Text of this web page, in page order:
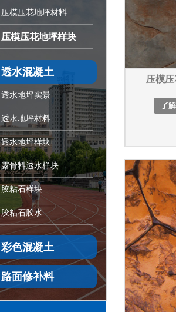
压模压花地坪材料
压模压花地坪样块
透水混凝土
透水地坪实景
透水地坪材料
透水地坪样块
露骨料透水样块
胶粘石样块
胶粘石胶水
彩色混凝土
路面修补料
压模